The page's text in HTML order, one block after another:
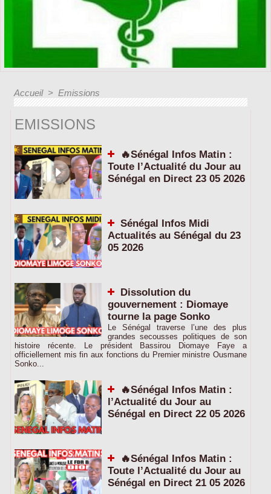
Accueil > Emissions
EMISSIONS
🔥Sénégal Infos Matin :
Toute l’Actualité du Jour au
Sénégal en Direct 23 05 2026
Sénégal Infos Midi
Actualités au Sénégal du 23
05 2026
Dissolution du
gouvernement : Diomaye
tourne la page Sonko
Le Sénégal traverse l’une des plus
grandes secousses politiques de son
histoire récente. Le président Bassirou Diomaye Faye a
officiellement mis fin aux fonctions du Premier ministre Ousmane
Sonko...
🔥Sénégal Infos Matin :
l’Actualité du Jour au
Sénégal en Direct 22 05 2026
🔥Sénégal Infos Matin :
Toute l’Actualité du Jour au
Sénégal en Direct 21 05 2026